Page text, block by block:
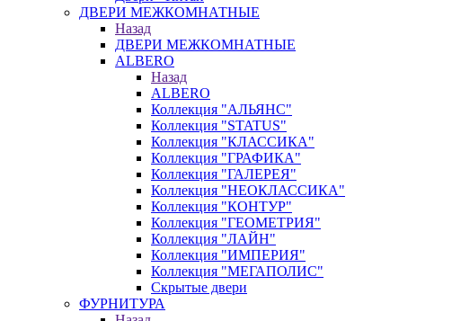
ДВЕРИ МЕЖКОМНАТНЫЕ
Назад
ДВЕРИ МЕЖКОМНАТНЫЕ
ALBERO
Назад
ALBERO
Коллекция "АЛЬЯНС"
Коллекция "STATUS"
Коллекция "КЛАССИКА"
Коллекция "ГРАФИКА"
Коллекция "ГАЛЕРЕЯ"
Коллекция "НЕОКЛАССИКА"
Коллекция "КОНТУР"
Коллекция "ГЕОМЕТРИЯ"
Коллекция "ЛАЙН"
Коллекция "ИМПЕРИЯ"
Коллекция "МЕГАПОЛИС"
Скрытые двери
ФУРНИТУРА